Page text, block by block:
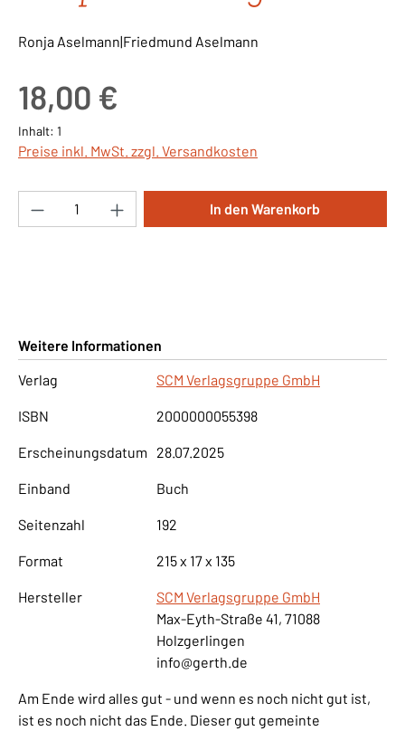
Ronja Aselmann|Friedmund Aselmann
18,00 €
Inhalt: 1
Preise inkl. MwSt. zzgl. Versandkosten
Produkt Anzahl: Gib den gewünschten
In den Warenkorb
Weitere Informationen
Verlag
SCM Verlagsgruppe GmbH
ISBN 2000000055398
Erscheinungsdatum 28.07.2025
Einband Buch
Seitenzahl 192
Format 215 x 17 x 135
Hersteller
SCM Verlagsgruppe GmbH
Max-Eyth-Straße 41, 71088
Holzgerlingen
info@gerth.de
Am Ende wird alles gut - und wenn es noch nicht gut ist,
ist es noch nicht das Ende. Dieser gut gemeinte